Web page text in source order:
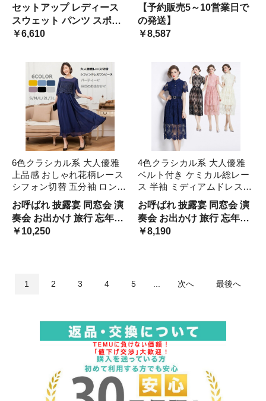
落 ツーピース トップス ブ
ラック ライン ルーズ スト
リート ダンス ヒッ カジュ
セットアップ レディース
スウェット パンツ スポー
ツウェア 上下セット 黒 バ
お洒落 ツーピース トップ
ス ブラック ライン ルーズ
￥6,610
細見え ハイウエスト アップ
快適 デート イベント 女子
会 旅行 パーティー レ
【予約販売5～10営業日で
の発送】
￥8,587
6色クラシカル系 大人優雅
上品感 おしゃれ花柄レース
シフォン切替 五分袖 ロング
ドレスワンピース S M 2L
3L sale L
お呼ばれ 披露宴 同窓会 演
奏会 お出かけ 旅行 忘年会
新年会 成人式 ディナーシ
2サイズ 3サイズ
￥10,250
4色クラシカル系 大人優雅
ベルト付き ケミカル総レー
ス 半袖 ミディアムドレスワ
ンピース S M 2L 3L sale L
お呼ばれ 披露宴 同窓会 演
奏会 お出かけ 旅行 忘年会
新年会 成人式 ディナーシ
2サイズ 3サイズ
￥8,190
1 2 3 4 5 次へ 最後へ